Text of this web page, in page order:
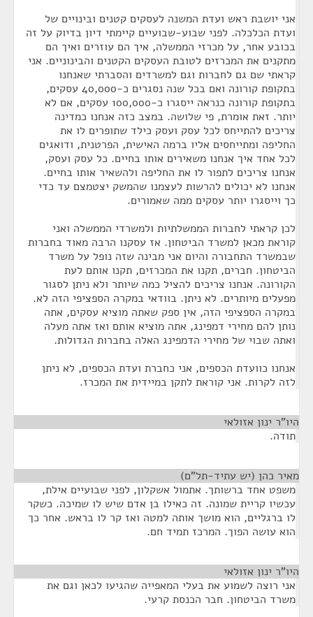
אני יושבת ראש ועדת המשנה לעסקים קטנים ובינויים של
ועדת הכלכלה. לפני שבוע-שבועיים קיימתי דיון בדיוק על זה
בכובע אחר, על מכרזי הממשלה, איך הם עוזרים ואיך הם
מתקנים את המכרזים לטובת העסקים הקטנים והבינוניים. אני
קראתי שם גם לחברות וגם למשרדים והסברתי שאנחנו
בתקופת קורונה ואם בכל שנה נסגרים כ-40,000 עסקים,
בתקופת קורונה כנראה ייסגרו כ-100,000 עסקים, אם לא
יותר. זאת אומרת, פי שלושה. במצב כזה אנחנו כמדינה
צריכים להתייחס לכל עסק ועסק כילד שתופרים לו את
החליפה ומתייחסים אליו ברמה האישית, הפרטנית, ודואגים
לכל אחד איך אנחנו משאירים אותו בחיים. כל עסק ועסק,
אנחנו צריכים לתפור לו את החליפה ולהשאיר אותו בחיים.
אנחנו לא יכולים להרשות לעצמנו שהמשק יצטמצם עד כדי
כך וייסגרו יותר עסקים ממה שאמורים.
לכן קראתי לחברות הממשלתיות ולמשרדי הממשלה ואני
קוראת מכאן למשרד הביטחון. אז עסקנו הרבה מאוד בחברות
שבמשרד התחבורה והיום אני מבינה שזה נופל על משרד
הביטחון. חברים, תקנו את המכרזים, תקנו אותם לעת
הקורונה. אנחנו צריכים להציל כמה שיותר ולא ניתן לסגור
מפעלים מיותרים. לא ניתן. בוודאי במקרה הספציפי הזה לא.
במקרה הספציפי הזה, אין ספק שאתה מוציא עסקים, אתה
נותן להם מחירי דמפינג, אתה מוציא אותם ואז אתה מעלה
ואתה שבוי של מחירי הדמפינג האלה בחברות הגדולות.
אנחנו כוועדת הכספים, אני כחברת ועדת הכספים, לא ניתן
לזה לקרות. אני קוראת לתקן במיידית את המכרז.
היו"ר ינון אזולאי
תודה.
מאיר כהן (יש עתיד-תל"ם)
משפט אחד ברשותך. אתמול אשקלון, לפני שבועיים אילת,
עכשיו קריית שמונה. זה כאילו בן אדם שיש לו שמיכה. כשקר
לו ברגליים, הוא מושך אותה למטה ואז קר לו בראש. אחר כך
הוא עושה הפוך. המרכז תמיד חם.
היו"ר ינון אזולאי
אני רוצה לשמוע את בעלי המאפייה שהגיעו לכאן וגם את
משרד הביטחון. חבר הכנסת קרעי.